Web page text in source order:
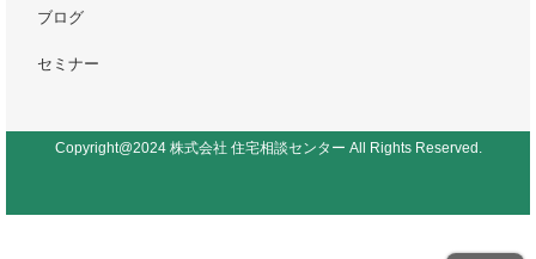
ブログ
セミナー
Copyright@2024 株式会社 住宅相談センター All Rights Reserved.